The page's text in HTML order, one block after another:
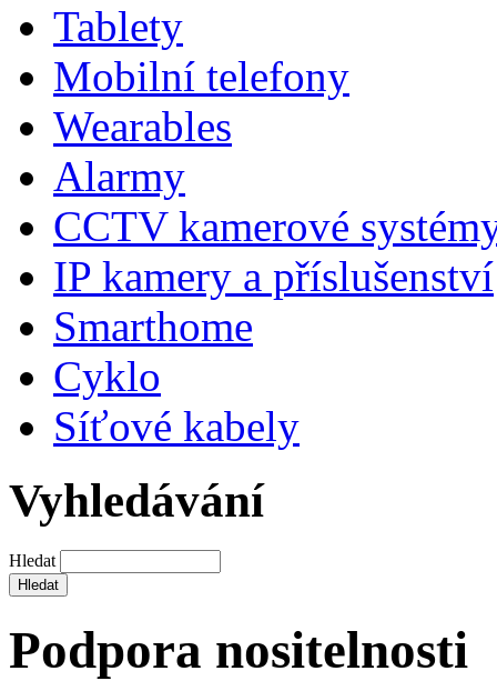
Tablety
Mobilní telefony
Wearables
Alarmy
CCTV kamerové
IP kamery a příslušenství
Smarthome
Cyklo
Síťové kabely
Vyhledávání
Hledat
Podpora nositelnosti